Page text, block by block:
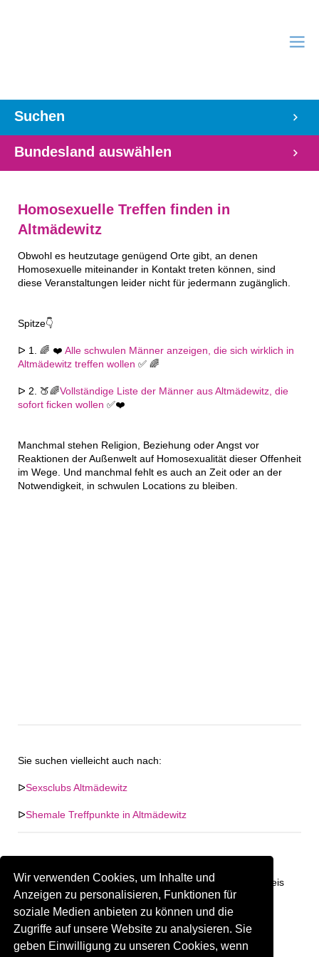
Wir verwenden Cookies, um Inhalte und
Anzeigen zu personalisieren, Funktionen für
soziale Medien anbieten zu können und die
Zugriffe auf unsere Website zu analysieren. Sie
geben Einwilligung zu unseren Cookies, wenn
Suchen
Bundesland auswählen
Homosexuelle Treffen finden in
Altmädewitz
Obwohl es heutzutage genügend Orte gibt, an denen
Homosexuelle miteinander in Kontakt treten können, sind
diese Veranstaltungen leider nicht für jedermann zugänglich.
Spitze👇
ᐅ 1. 🌈 ❤️ Alle schwulen Männer anzeigen, die sich wirklich in
Altmädewitz treffen wollen ✅ 🌈
ᐅ 2. 🍑🌈Vollständige Liste der Männer aus Altmädewitz, die
sofort ficken wollen ✅❤️
Manchmal stehen Religion, Beziehung oder Angst vor
Reaktionen der Außenwelt auf Homosexualität dieser Offenheit
im Wege. Und manchmal fehlt es auch an Zeit oder an der
Notwendigkeit, in schwulen Locations zu bleiben.
Sie suchen vielleicht auch nach:
ᐅSexsclubs Altmädewitz
ᐅShemale Treffpunkte in Altmädewitz
Keine Firma in "Altmädewitz" gefunden. Firmen im Umkreis
von "Altmädewitz".
268.10 km Gay Treffpunkt Greiz
Sind Sie oder kennen Sie eine(n) Gay Treffpunkt in